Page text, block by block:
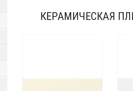
КЕРАМИЧЕСКАЯ